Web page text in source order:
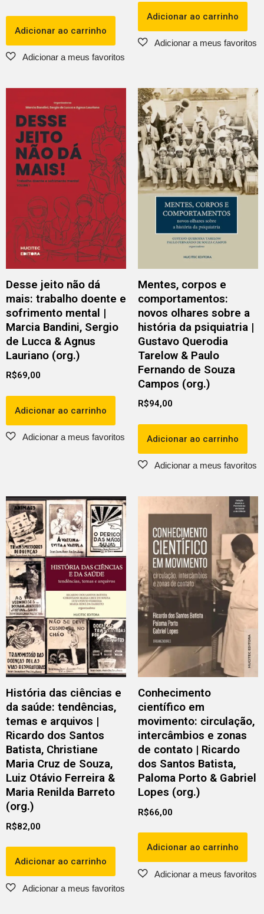
Adicionar ao carrinho
Adicionar ao carrinho
Desse jeito não dá
mais: trabalho doente e
sofrimento mental |
Marcia Bandini, Sergio
de Lucca & Agnus
Lauriano (org.)
R$69,00
Adicionar ao carrinho
Mentes, corpos e
comportamentos:
novos olhares sobre a
história da psiquiatria |
Gustavo Querodia
Tarelow & Paulo
Fernando de Souza
Campos (org.)
R$94,00
Adicionar ao carrinho
História das ciências e
da saúde: tendências,
temas e arquivos |
Ricardo dos Santos
Batista, Christiane
Maria Cruz de Souza,
Luiz Otávio Ferreira &
Maria Renilda Barreto
(org.)
R$82,00
Adicionar ao carrinho
Conhecimento
científico em
movimento: circulação,
intercâmbios e zonas
de contato | Ricardo
dos Santos Batista,
Paloma Porto & Gabriel
Lopes (org.)
R$66,00
Adicionar ao carrinho